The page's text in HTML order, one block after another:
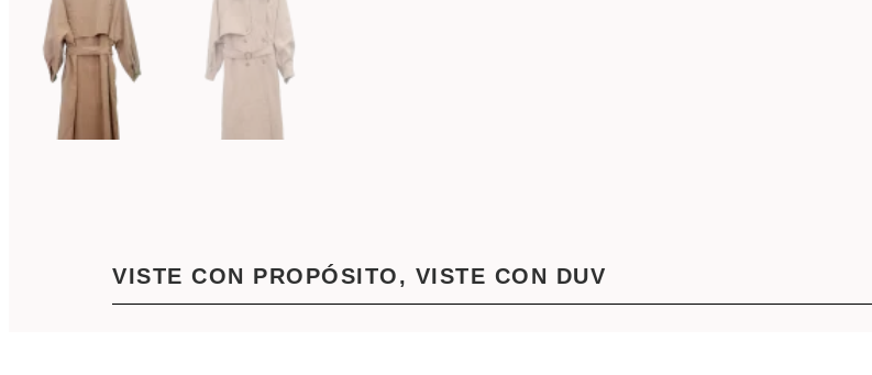
VISTE CON PROPÓSITO, VISTE CON DUV